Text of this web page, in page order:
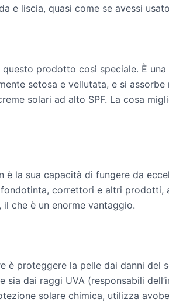
e liscia, quasi come se avessi
prodotto così speciale. È
setosa e vellutata, e si
solari ad alto SPF. La cosa
è la sua capacità di fungere da
correttori e altri prodotti,
il che è un enorme vantaggio.
è proteggere la pelle dai danni del
dai raggi UVA (responsabili
solare chimica, utilizza